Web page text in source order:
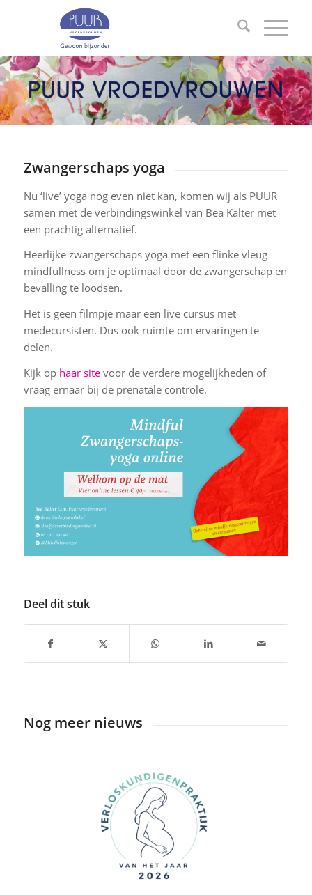
Zwangerschaps yoga
Nu ‘live’ yoga nog even niet kan, komen wij als PUUR
samen met de verbindingswinkel van Bea Kalter met
een prachtig alternatief.
Heerlijke zwangerschaps yoga met een flinke vleug
mindfullness om je optimaal door de zwangerschap en
bevalling te loodsen.
Het is geen filmpje maar een live cursus met
medecursisten. Dus ook ruimte om ervaringen te
delen.
Kijk op haar sitevoor de verdere mogelijkheden of
vraag ernaar bij de prenatale controle.
Deel dit stuk
Nog meer nieuws